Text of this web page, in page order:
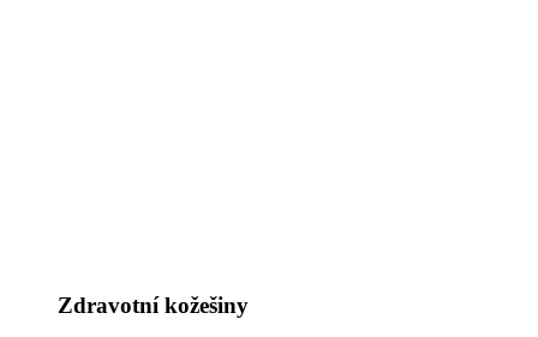
Zdravotní kožešiny